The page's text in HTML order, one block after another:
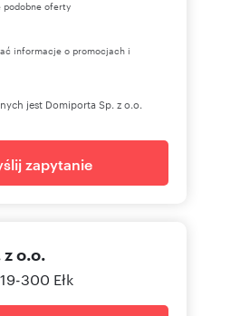
podobne oferty
informacje o promocjach i
jest Domiporta Sp. z o.o.
zapytanie
o.o.
300 Ełk